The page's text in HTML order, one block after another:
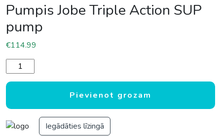
Pumpis Jobe Triple Action SUP
pump
€114.99
Pumpis Jobe Triple Action SUP pump daudzums
Pievienot grozam
Iegādāties līzingā